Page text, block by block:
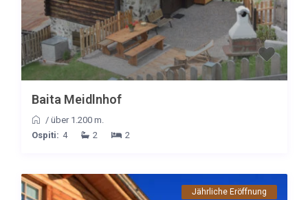
Baita Meidlnhof
/ über 1.200 m.
Ospiti: 4 2 2
Jährliche Eröffnung